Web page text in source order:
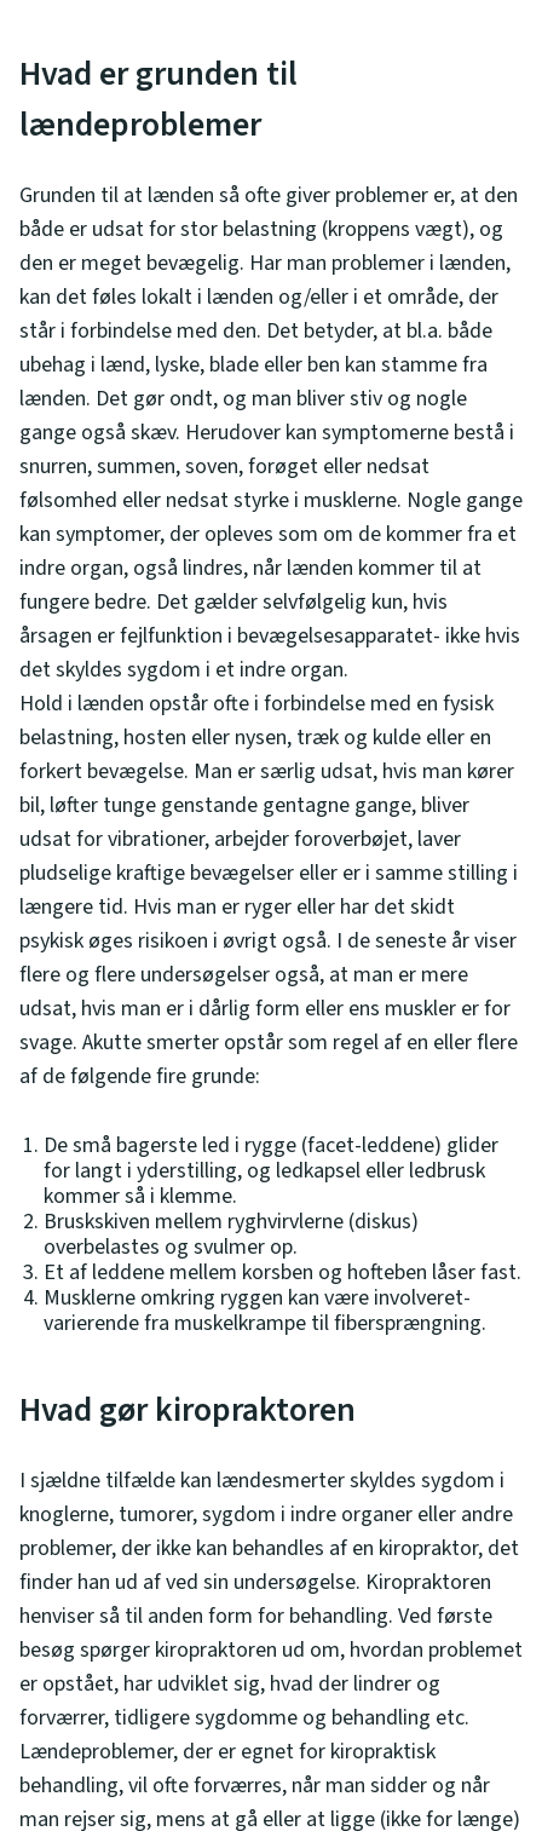
Hvad er grunden til
lændeproblemer
Grunden til at lænden så ofte giver problemer er, at den
både er udsat for stor belastning (kroppens vægt), og
den er meget bevægelig. Har man problemer i lænden,
kan det føles lokalt i lænden og/eller i et område, der
står i forbindelse med den. Det betyder, at bl.a. både
ubehag i lænd, lyske, blade eller ben kan stamme fra
lænden. Det gør ondt, og man bliver stiv og nogle
gange også skæv. Herudover kan symptomerne bestå i
snurren, summen, soven, forøget eller nedsat
følsomhed eller nedsat styrke i musklerne. Nogle gange
kan symptomer, der opleves som om de kommer fra et
indre organ, også lindres, når lænden kommer til at
fungere bedre. Det gælder selvfølgelig kun, hvis
årsagen er fejlfunktion i bevægelsesapparatet- ikke hvis
det skyldes sygdom i et indre organ.
Hold i lænden opstår ofte i forbindelse med en fysisk
belastning, hosten eller nysen, træk og kulde eller en
forkert bevægelse. Man er særlig udsat, hvis man kører
bil, løfter tunge genstande gentagne gange, bliver
udsat for vibrationer, arbejder foroverbøjet, laver
pludselige kraftige bevægelser eller er i samme stilling i
længere tid. Hvis man er ryger eller har det skidt
psykisk øges risikoen i øvrigt også. I de seneste år viser
flere og flere undersøgelser også, at man er mere
udsat, hvis man er i dårlig form eller ens muskler er for
svage. Akutte smerter opstår som regel af en eller flere
af de følgende fire grunde:
De små bagerste led i rygge (facet-leddene) glider
for langt i yderstilling, og ledkapsel eller ledbrusk
kommer så i klemme.
Bruskskiven mellem ryghvirvlerne (diskus)
overbelastes og svulmer op.
Et af leddene mellem korsben og hofteben låser fast.
Musklerne omkring ryggen kan være involveret-
varierende fra muskelkrampe til fibersprængning.
Hvad gør kiropraktoren
I sjældne tilfælde kan lændesmerter skyldes sygdom i
knoglerne, tumorer, sygdom i indre organer eller andre
problemer, der ikke kan behandles af en kiropraktor, det
finder han ud af ved sin undersøgelse. Kiropraktoren
henviser så til anden form for behandling. Ved første
besøg spørger kiropraktoren ud om, hvordan problemet
er opstået, har udviklet sig, hvad der lindrer og
forværrer, tidligere sygdomme og behandling etc.
Lændeproblemer, der er egnet for kiropraktisk
behandling, vil ofte forværres, når man sidder og når
man rejser sig, mens at gå eller at ligge (ikke for længe)